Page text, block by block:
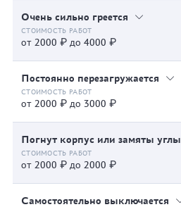
Очень сильно греется
от 2000 ₽ до 4000 ₽
Постоянно перезагружается
от 2000 ₽ до 3000 ₽
Погнут корпус или замяты углы
от 2000 ₽ до 2000 ₽
Самостоятельно выключается